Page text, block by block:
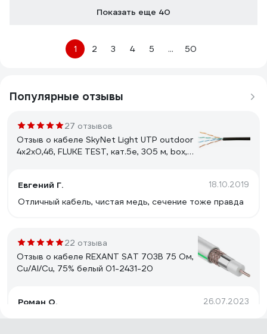
Показать еще 40
1 2 3 4 5 ... 50
Популярные отзывы
27 отзывов
Отзыв о кабеле SkyNet Light UTP outdoor
4x2x0,46, FLUKE TEST, кат.5e, 305 м, box,
Евгений Г.
18.10.2019
Отличный кабель, чистая медь, сечение тоже правда
22 отзыва
Отзыв о кабеле REXANT SAT 703B 75 Ом,
Cu/Al/Cu, 75% белый 01-2431-20
Роман О. 26.07.2023
цена/качество